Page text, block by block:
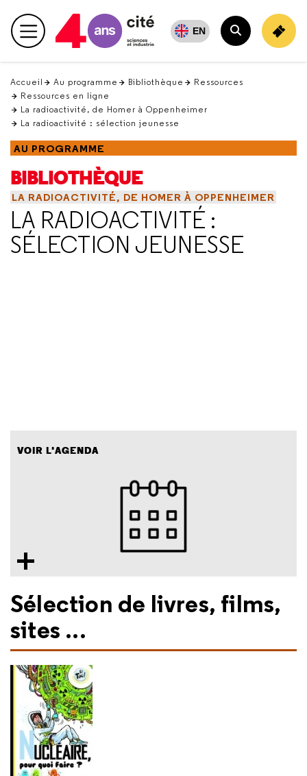
en
haut Menu principal EN
Rechercher
Accueil Au programme Bibliothèque
Ressources
Ressources en ligne
La radioactivité, de Homer à Oppenheimer
La radioactivité : sélection jeunesse
AU PROGRAMME
BIBLIOTHÈQUE
LA RADIOACTIVITÉ, DE HOMER À OPPENHEIMER
LA RADIOACTIVITÉ :
SÉLECTION JEUNESSE
VOIR L'AGENDA
Sélection de livres, films,
sites ...